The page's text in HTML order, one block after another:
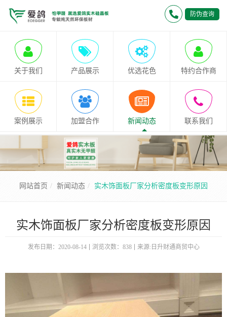
防伪查询
关于我们 产品展示 优选花色 特约合作商
案例展示 加盟合作 新闻动态 联系我们
网站首页 新闻动态 实木饰面板厂家分析密度板变形原因
实木饰面板厂家分析密度板变形原因
发布日期：2020-08-14 浏览次数：838 来源:日升财通商贸中心